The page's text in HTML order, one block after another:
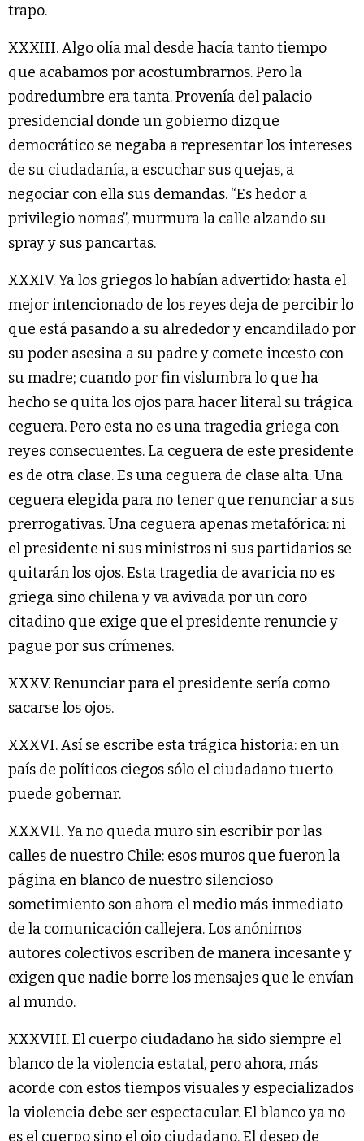
trapo.
XXXIII. Algo olía mal desde hacía tanto tiempo
que acabamos por acostumbrarnos. Pero la
podredumbre era tanta. Provenía del palacio
presidencial donde un gobierno dizque
democrático se negaba a representar los intereses
de su ciudadanía, a escuchar sus quejas, a
negociar con ella sus demandas. “Es hedor a
privilegio nomas”, murmura la calle alzando su
spray y sus pancartas.
XXXIV. Ya los griegos lo habían advertido: hasta el
mejor intencionado de los reyes deja de percibir lo
que está pasando a su alrededor y encandilado por
su poder asesina a su padre y comete incesto con
su madre; cuando por fin vislumbra lo que ha
hecho se quita los ojos para hacer literal su trágica
ceguera. Pero esta no es una tragedia griega con
reyes consecuentes. La ceguera de este presidente
es de otra clase. Es una ceguera de clase alta. Una
ceguera elegida para no tener que renunciar a sus
prerrogativas. Una ceguera apenas metafórica: ni
el presidente ni sus ministros ni sus partidarios se
quitarán los ojos. Esta tragedia de avaricia no es
griega sino chilena y va avivada por un coro
citadino que exige que el presidente renuncie y
pague por sus crímenes.
XXXV. Renunciar para el presidente sería como
sacarse los ojos.
XXXVI. Así se escribe esta trágica historia: en un
país de políticos ciegos sólo el ciudadano tuerto
puede gobernar.
XXXVII. Ya no queda muro sin escribir por las
calles de nuestro Chile: esos muros que fueron la
página en blanco de nuestro silencioso
sometimiento son ahora el medio más inmediato
de la comunicación callejera. Los anónimos
autores colectivos escriben de manera incesante y
exigen que nadie borre los mensajes que le envían
al mundo.
XXXVIII. El cuerpo ciudadano ha sido siempre el
blanco de la violencia estatal, pero ahora, más
acorde con estos tiempos visuales y especializados
la violencia debe ser espectacular. El blanco ya no
es el cuerpo sino el ojo ciudadano. El deseo de